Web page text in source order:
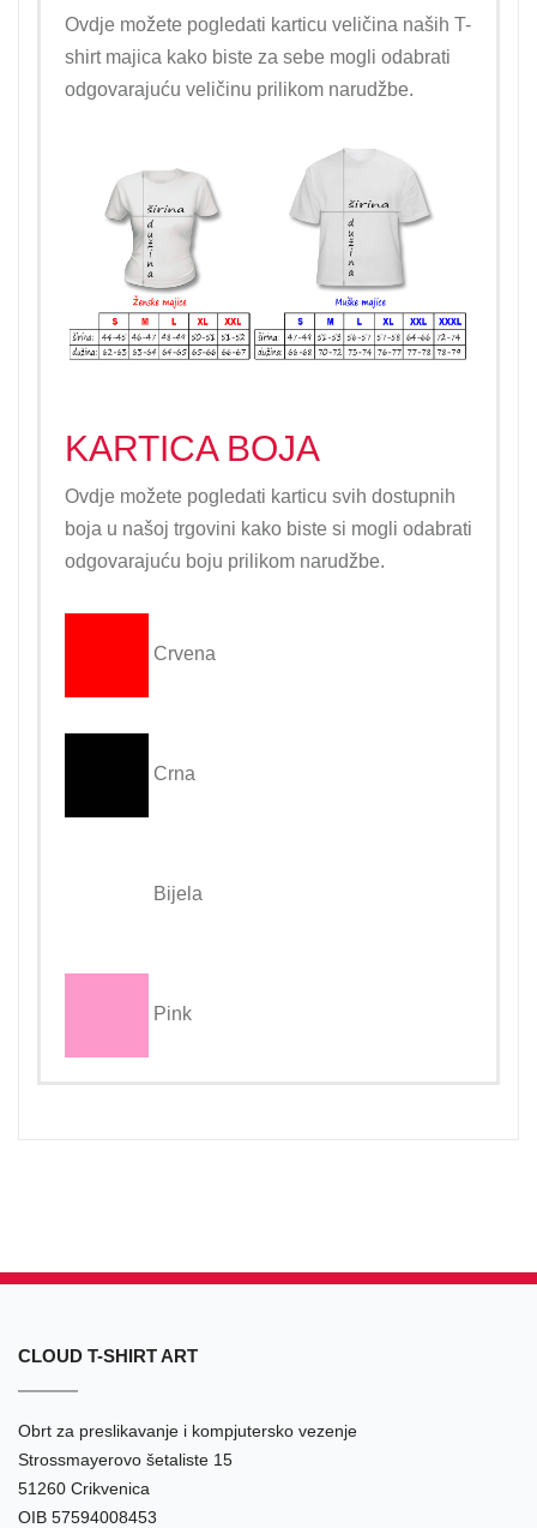
Ovdje možete pogledati karticu veličina naših T-
shirt majica kako biste za sebe mogli odabrati
odgovarajuću veličinu prilikom narudžbe.
KARTICA BOJA
Ovdje možete pogledati karticu svih dostupnih
boja u našoj trgovini kako biste si mogli odabrati
odgovarajuću boju prilikom narudžbe.
Crvena
Crna
Bijela
Pink
CLOUD T-SHIRT ART
Obrt za preslikavanje i kompjutersko vezenje
Strossmayerovo šetaliste 15
51260 Crikvenica
OIB 57594008453